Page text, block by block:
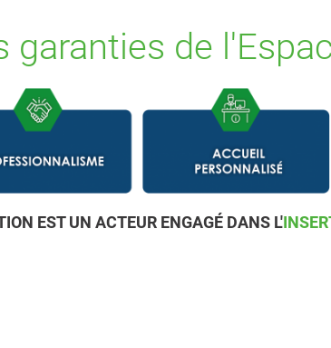
garanties de
EST UN ACTEUR ENGAGÉ DANS L'